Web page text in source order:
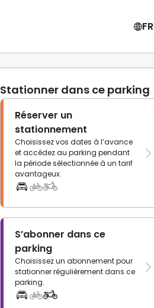
FR
Stationner dans ce parking
Réserver un
stationnement
Choisissez vos dates à l’avance
et accédez au parking pendant
la période sélectionnée à un tarif
avantageux.
S’abonner dans ce
parking
Choisissez un abonnement pour
stationner régulièrement dans ce
parking.